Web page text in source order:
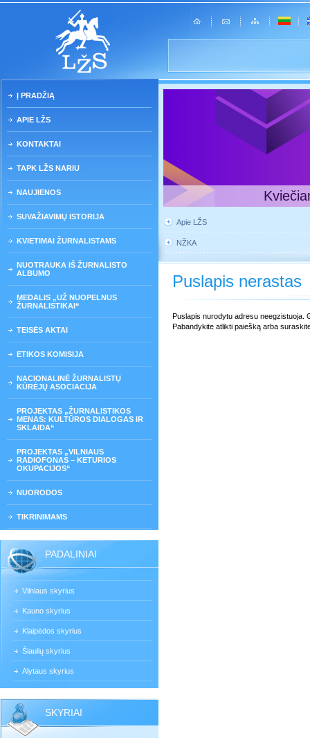
Į PRADŽIĄ
APIE LŽS
KONTAKTAI
TAPK LŽS NARIU
NAUJIENOS
SUVAŽIAVIMŲ ISTORIJA
KVIETIMAI ŽURNALISTAMS
NUOTRAUKA IŠ ŽURNALISTO
ALBUMO
MEDALIS „UŽ NUOPELNUS
ŽURNALISTIKAI“
TEISĖS AKTAI
ETIKOS KOMISIJA
NACIONALINĖ ŽURNALISTŲ
KŪRĖJŲ ASOCIACIJA
PROJEKTAS „ŽURNALISTIKOS
MENAS: KULTŪROS DIALOGAS IR
SKLAIDA“
PROJEKTAS „VILNIAUS
RADIOFONAS – KETURIOS
OKUPACIJOS“
NUORODOS
TIKRINIMAMS
PADALINIAI
Vilniaus skyrius
Kauno skyrius
Klaipėdos skyrius
Šiaulių skyrius
Alytaus skyrius
SKYRIAI
Apie LŽS
NŽKA
Puslapis nerastas
Puslapis nurodytu adresu neegzistuoja.
Pabandykite atlikti paiešką arba